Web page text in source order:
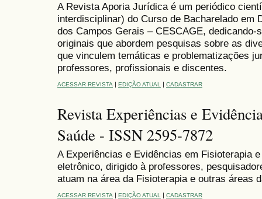
A Revista Aporia Jurídica é um periódico
interdisciplinar) do Curso de Bacharelado em
dos Campos Gerais – CESCAGE, dedicando-
originais que abordem pesquisas sobre as
que vinculem temáticas e problematizações
professores, profissionais e discentes.
ACESSAR REVISTA EDIÇÃO ATUAL CADASTRAR
Revista Experiências e
Saúde - ISSN 2595-7872
A Experiências e Evidências em Fisioterapia
eletrônico, dirigido à professores,
atuam na área da Fisioterapia e outras áreas
ACESSAR REVISTA | EDIÇÃO ATUAL | CADASTRAR